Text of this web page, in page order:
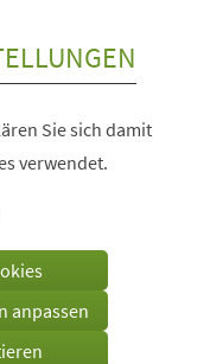
Sie sich damit
verwendet.
anpassen